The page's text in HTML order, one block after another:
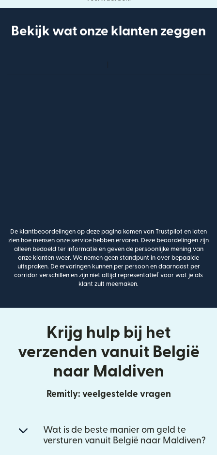
Bekijk wat onze klanten zeggen
De klantbeoordelingen op deze pagina komen van Trustpilot en laten
zien hoe mensen onze service hebben ervaren. Deze beoordelingen zijn
alleen bedoeld ter informatie en geven de persoonlijke mening van
onze klanten weer. We nemen geen standpunt in over bepaalde
uitspraken. De ervaringen kunnen per persoon en daarnaast per
corridor verschillen en zijn niet altijd representatief voor wat je als
klant zult meemaken.
Krijg hulp bij het
verzenden vanuit België
naar Maldiven
Remitly: veelgestelde vragen
Wat is de beste manier om geld te
versturen vanuit België naar Maldiven?